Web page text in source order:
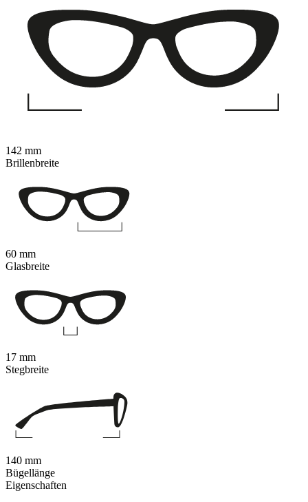
Eigenschaften
142 mm
Brillenbreite
60 mm
Glasbreite
17 mm
Stegbreite
140 mm
Bügellänge